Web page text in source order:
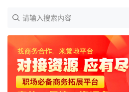
请输入搜索内容